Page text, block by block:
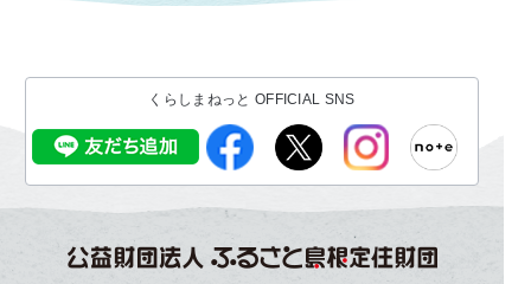
くらしまねっと OFFICIAL SNS